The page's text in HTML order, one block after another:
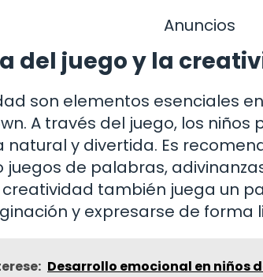
Anuncios
del juego y la
son elementos esenciales
A través del juego, los
y divertida. Es
juegos de palabras,
también juega un
y expresarse de forma
Desarrollo emocional en niños